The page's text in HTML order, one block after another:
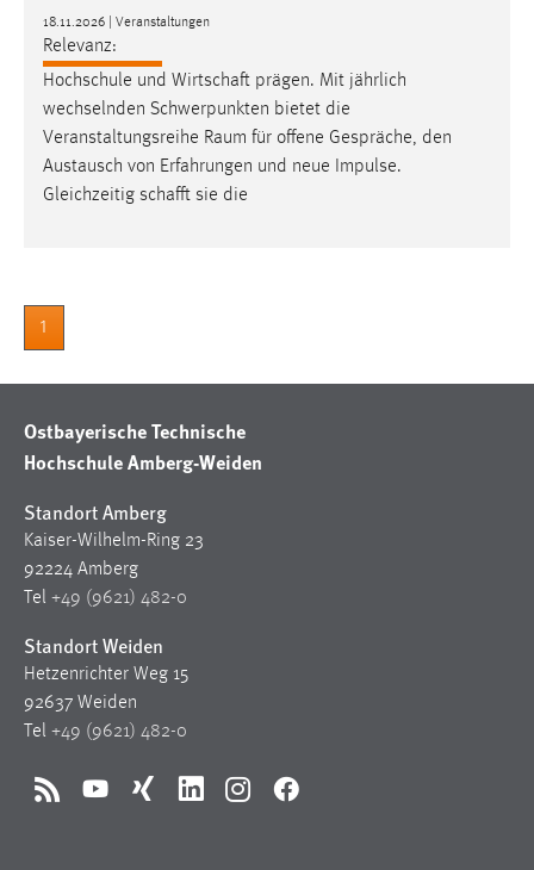
18.11.2026 | Veranstaltungen
Relevanz:
Hochschule und Wirtschaft prägen. Mit jährlich
wechselnden Schwerpunkten bietet die
Veranstaltungsreihe Raum für offene Gespräche, den
Austausch von Erfahrungen und neue Impulse.
Gleichzeitig schafft sie die
1
Ostbayerische Technische
Hochschule Amberg-Weiden
Standort Amberg
Kaiser-Wilhelm-Ring 23
92224 Amberg
Tel +49 (9621) 482-0
Standort Weiden
Hetzenrichter Weg 15
92637 Weiden
Tel +49 (9621) 482-0
RSS YouTubeXing LinkedInInstagramFacebook
Name:
staticfilecache
Zweck:
Für performante Seitenauslieferung wird in diesem Cookie
gespeichert, ob man eingeloggt ist.
Sprachpräferenz
Name:
MibewSessionID, MIBEW_UserID, mibew_locale, mibew-
chat-frame-style-5e9dbeb1811c0446
Wird benötigt um die Chatfunktion nutzen zu können.
Cookie Laufzeit:
MibewSessionID, mibew-chat-frame-style-
Jahre, MIBEW_UserID = 1 Jahr